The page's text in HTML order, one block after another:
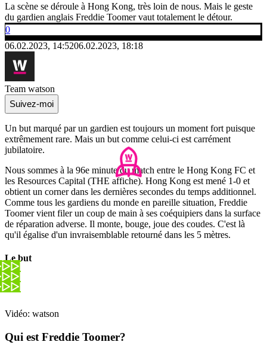
La scène se déroule à Hong Kong, très loin de nous. Mais le geste
du gardien anglais Freddie Toomer vaut totalement le détour.
0
06.02.2023, 14:5206.02.2023, 18:18
Team watson
Suivez-moi
Un but marqué par un gardien est toujours un moment fort puisque
extrêmement rare. Mais un but comme celui-ci est carrément
jubilatoire.
Nous sommes à la 96e minute du match entre le Hong Kong FC et
les Resources Capital (THE affiche). Hong Kong est mené 1-0 et
obtient un corner dans les dernières secondes du temps additionnel.
Comme tous les gardiens du monde en pareille situation, Freddie
Toomer vient filer un coup de main à ses coéquipiers dans la surface
de réparation adverse. Il monte, bouge, joue des coudes. C'est là
qu'il égalise d'un invraisemblable retourné dans les 5 mètres.
Le but
Vidéo: watson
Qui est Freddie Toomer?